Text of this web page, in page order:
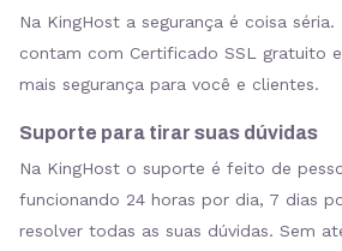
Na KingHost a segurança é coisa
contam com Certificado SSL gratuito
mais segurança para você e clientes.
Suporte para tirar suas dúvidas
Na KingHost o suporte é feito de
funcionando 24 horas por dia, 7 dias
resolver todas as suas dúvidas. Sem